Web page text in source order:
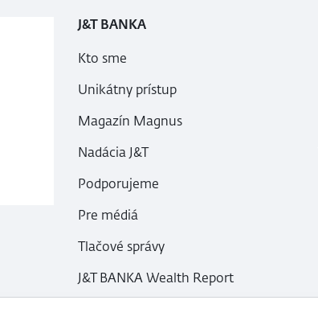
J&T BANKA
Kto sme
Unikátny prístup
Magazín Magnus
Nadácia J&T
Podporujeme
Pre médiá
Tlačové správy
J&T BANKA Wealth Report